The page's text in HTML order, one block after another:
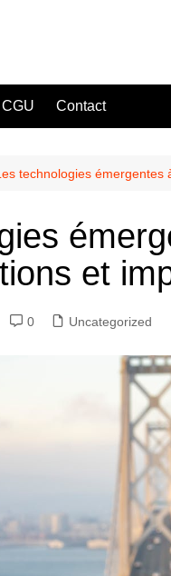
CGU Contact
technologies émergentes
et
0 Uncategorized